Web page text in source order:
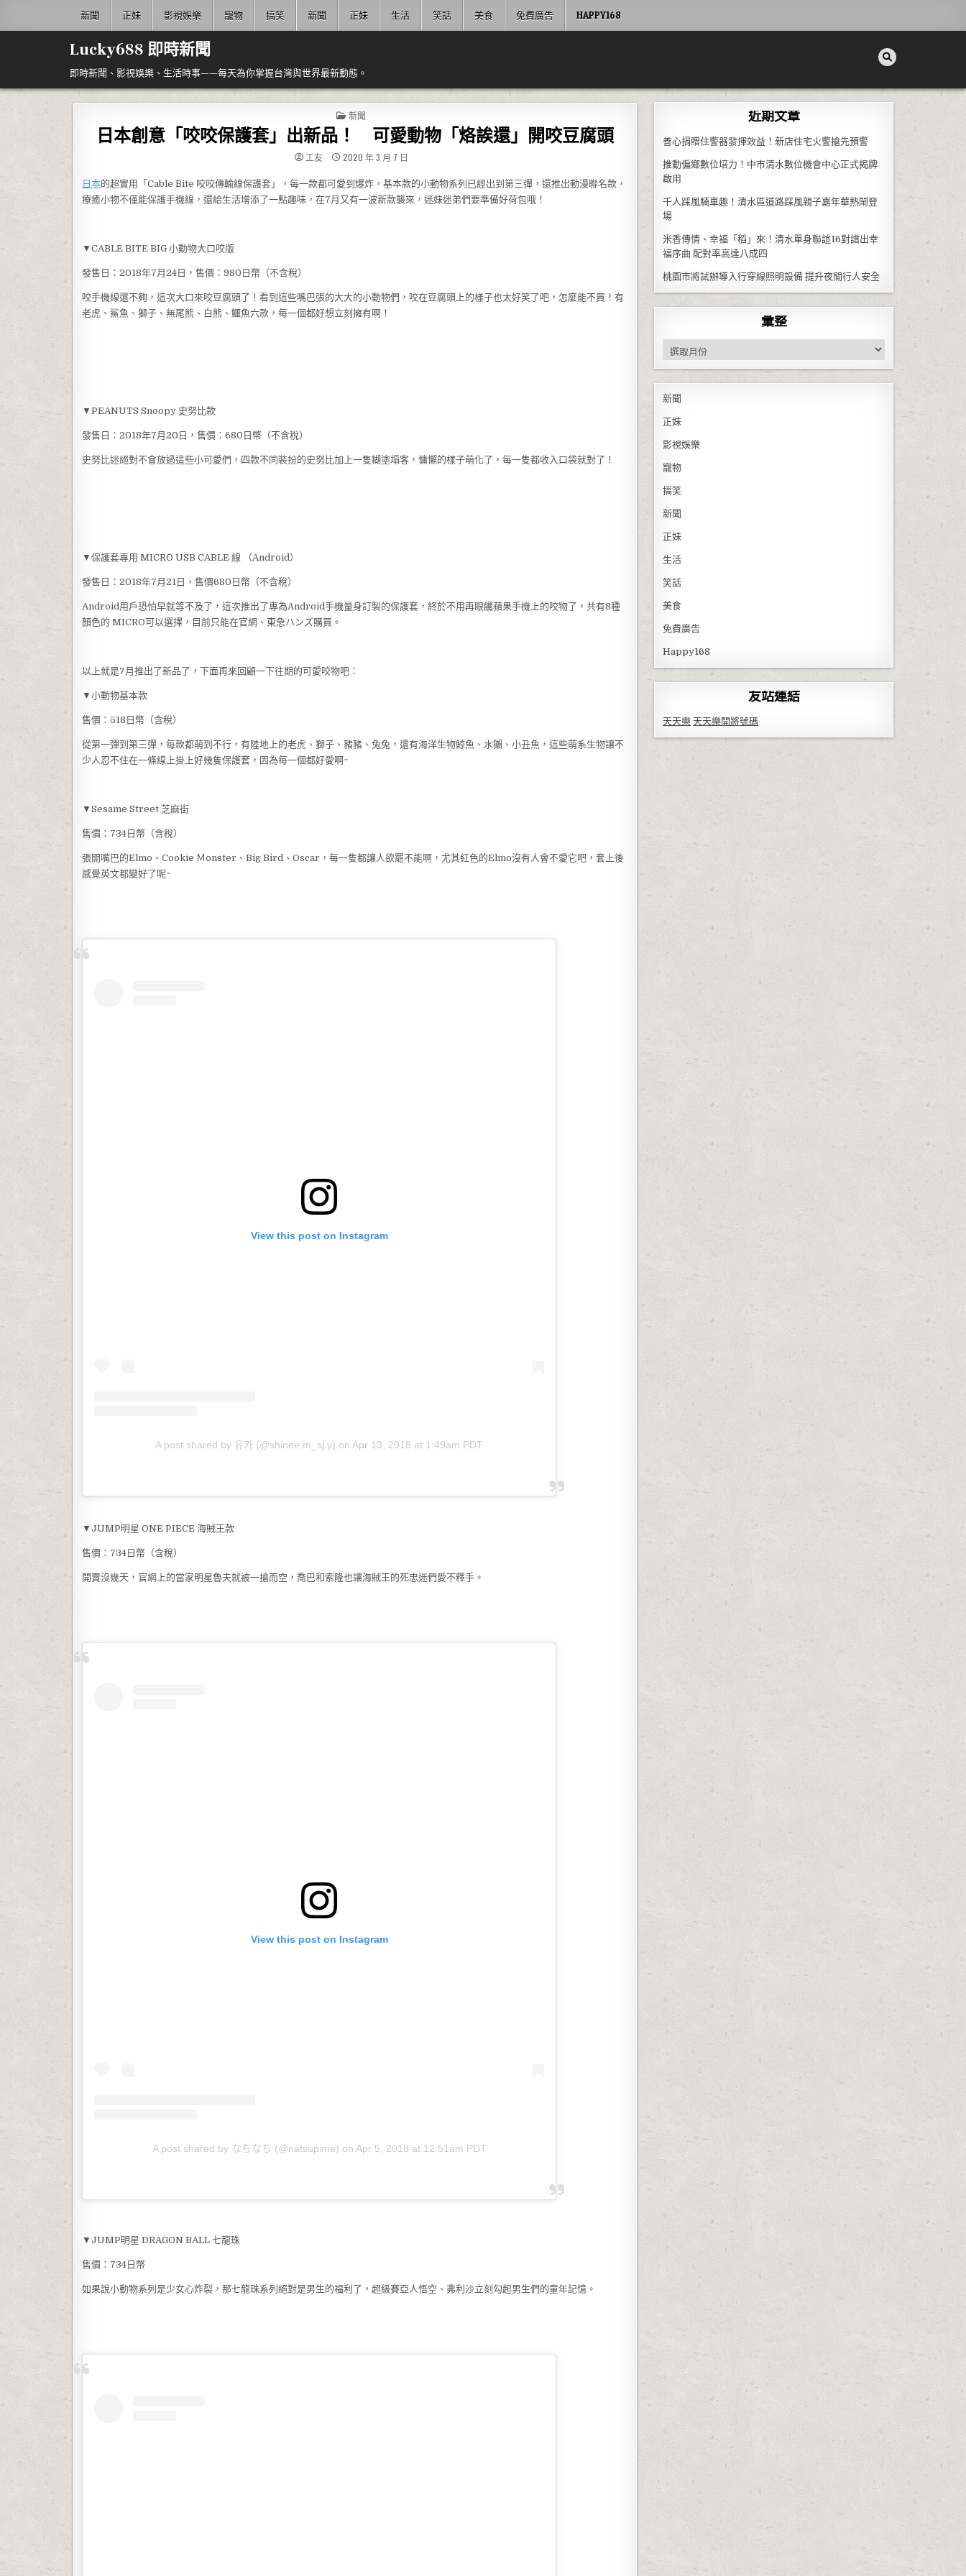
新聞 正妹 影視娛樂 寵物 搞笑 新聞 正妹 生活 笑話 美食 免費廣告 HAPPY168
Lucky688 即時新聞
即時新聞、影視娛樂、生活時事——每天為你掌握台灣與世界最新動態。
POSTED IN
新聞
日本創意「咬咬保護套」出新品！ 可愛動物「烙誒還」開咬豆腐頭
工友 2020 年 3 月 7 日
日本的超實用「Cable Bite 咬咬傳輸線保護套」，每一款都可愛到爆炸，基本款的小動物系列已經出到第三彈，還推出動漫聯名款，
療癒小物不僅能保護手機線，還給生活增添了一點趣味，在7月又有一波新款襲來，迷妹迷弟們要準備好荷包哦！
▼CABLE BITE BIG 小動物大口咬版
發售日：2018年7月24日，售價：980日幣（不含稅）
咬手機線還不夠，這次大口來咬豆腐頭了！看到這些嘴巴張的大大的小動物們，咬在豆腐頭上的樣子也太好笑了吧，怎麼能不買！有
老虎、鯊魚、獅子、無尾熊、白熊、鱷魚六款，每一個都好想立刻擁有啊！
▼PEANUTS Snoopy 史努比款
發售日：2018年7月20日，售價：680日幣（不含稅）
史努比迷絕對不會放過這些小可愛們，四款不同裝扮的史努比加上一隻糊塗塌客，慵懶的樣子萌化了，每一隻都收入口袋就對了！
▼保護套專用 MICRO USB CABLE 線 （Android）
發售日：2018年7月21日，售價680日幣（不含稅）
Android用戶恐怕早就等不及了，這次推出了專為Android手機量身訂製的保護套，終於不用再眼饞蘋果手機上的咬物了，共有8種
顏色的 MICRO可以選擇，目前只能在官網、東急ハンズ購買。
以上就是7月推出了新品了，下面再來回顧一下往期的可愛咬物吧：
▼小動物基本款
售價：518日幣（含稅）
從第一彈到第三彈，每款都萌到不行，有陸地上的老虎、獅子、豬豬、兔兔，還有海洋生物鯨魚、水獺、小丑魚，這些萌系生物讓不
少人忍不住在一條線上掛上好幾隻保護套，因為每一個都好愛啊~
▼Sesame Street 芝麻街
售價：734日幣（含稅）
張開嘴巴的Elmo、Cookie Ｍonster、Big Bird、Oscar，每一隻都讓人欲罷不能啊，尤其紅色的Elmo沒有人會不愛它吧，套上後
感覺英文都變好了呢~
View this post on Instagram
A post shared by 유카 (@shinee.m_sj.y) on Apr 13, 2018 at 1:49am PDT
▼JUMP明星 ONE PIECE 海賊王款
售價：734日幣（含稅）
開賣沒幾天，官網上的當家明星魯夫就被一搶而空，喬巴和索隆也讓海賊王的死忠迷們愛不釋手。
View this post on Instagram
A post shared by なちなち (@natsupime) on Apr 5, 2018 at 12:51am PDT
▼JUMP明星 DRAGON BALL 七龍珠
售價：734日幣
如果說小動物系列是少女心炸裂，那七龍珠系列絕對是男生的福利了，超級賽亞人悟空、弗利沙立刻勾起男生們的童年記憶。
近期文章
善心捐贈住警器發揮效益！新店住宅火警搶先預警
推動偏鄉數位培力！中市清水數位機會中心正式揭牌
啟用
千人踩風騎車趣！清水區道路踩風親子嘉年華熱鬧登
場
米香傳情、幸福「稻」來！清水單身聯誼16對譜出幸
福序曲 配對率高達八成四
桃園市將試辦導入行穿線照明設備 提升夜間行人安全
彙整
彙整
新聞
正妹
影視娛樂
寵物
搞笑
新聞
正妹
生活
笑話
美食
免費廣告
Happy168
友站連結
天天樂 天天樂開將號碼